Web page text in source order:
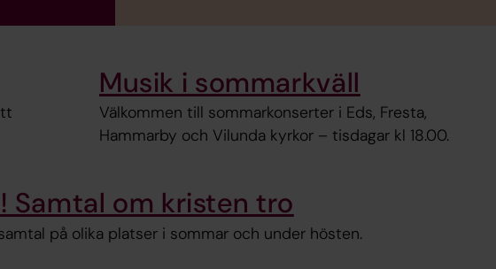
Musik i sommarkväll
Välkommen till sommarkonserter i Eds, Fresta,
Hammarby och Vilunda kyrkor – tisdagar kl 18.00.
Samtal om kristen tro
på olika platser i sommar och under hösten.